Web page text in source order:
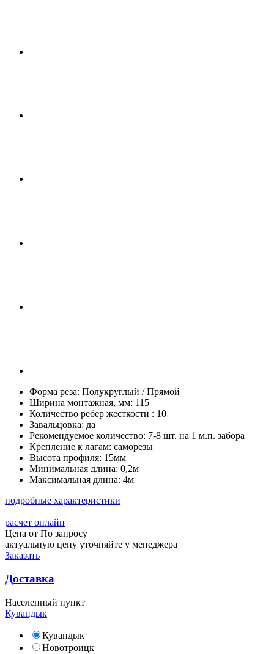
Форма реза: Полукруглый / Прямой
Ширина монтажная, мм: 115
Количество ребер жесткости : 10
Завальцовка: да
Рекомендуемое количество: 7-8 шт. на 1 м.п. забора
Крепление к лагам: саморезы
Высота профиля: 15мм
Минимальная длина: 0,2м
Максимальная длина: 4м
подробные характеристики
расчет онлайн
Цена от По запросу
актуальную цену уточняйте у менеджера
Заказать
Доставка
Населенный пункт
Кувандык
Кувандык
Новотроицк